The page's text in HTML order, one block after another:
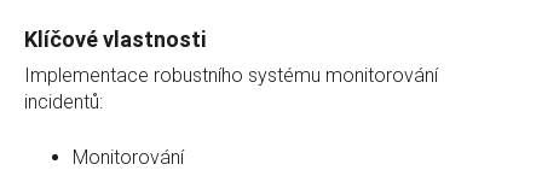
Klíčové vlastnosti
Implementace robustního systému monitorování
incidentů:
Monitorování